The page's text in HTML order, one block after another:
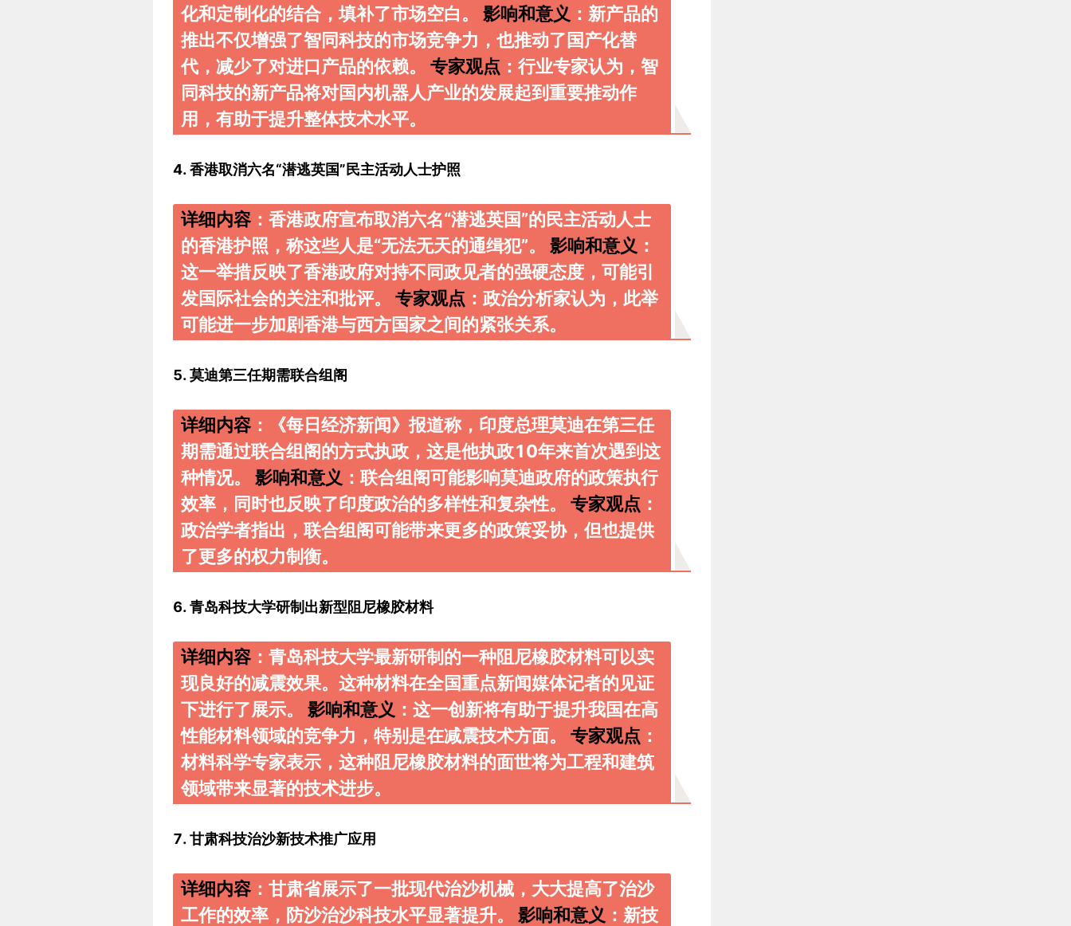
化和定制化的结合，填补了市场空白。 影响和意义 ：新产品的
推出不仅增强了智同科技的市场竞争力，也推动了国产化替
代，减少了对进口产品的依赖。 专家观点 ：行业专家认为，智
同科技的新产品将对国内机器人产业的发展起到重要推动作
用，有助于提升整体技术水平。
4. 香港取消六名“潜逃英国”民主活动人士护照
详细内容：香港政府宣布取消六名“潜逃英国”的民主活动人士
的香港护照，称这些人是“无法无天的通缉犯”。 影响和意义 ：
这一举措反映了香港政府对持不同政见者的强硬态度，可能引
发国际社会的关注和批评。 专家观点 ：政治分析家认为，此举
可能进一步加剧香港与西方国家之间的紧张关系。
5. 莫迪第三任期需联合组阁
详细内容：《每日经济新闻》报道称，印度总理莫迪在第三任
期需通过联合组阁的方式执政，这是他执政10年来首次遇到这
种情况。 影响和意义 ：联合组阁可能影响莫迪政府的政策执行
效率，同时也反映了印度政治的多样性和复杂性。 专家观点 ：
政治学者指出，联合组阁可能带来更多的政策妥协，但也提供
了更多的权力制衡。
6. 青岛科技大学研制出新型阻尼橡胶材料
详细内容：青岛科技大学最新研制的一种阻尼橡胶材料可以实
现良好的减震效果。这种材料在全国重点新闻媒体记者的见证
下进行了展示。 影响和意义 ：这一创新将有助于提升我国在高
性能材料领域的竞争力，特别是在减震技术方面。 专家观点 ：
材料科学专家表示，这种阻尼橡胶材料的面世将为工程和建筑
领域带来显著的技术进步。
7. 甘肃科技治沙新技术推广应用
详细内容：甘肃省展示了一批现代治沙机械，大大提高了治沙
工作的效率，防沙治沙科技水平显著提升。 影响和意义 ：新技